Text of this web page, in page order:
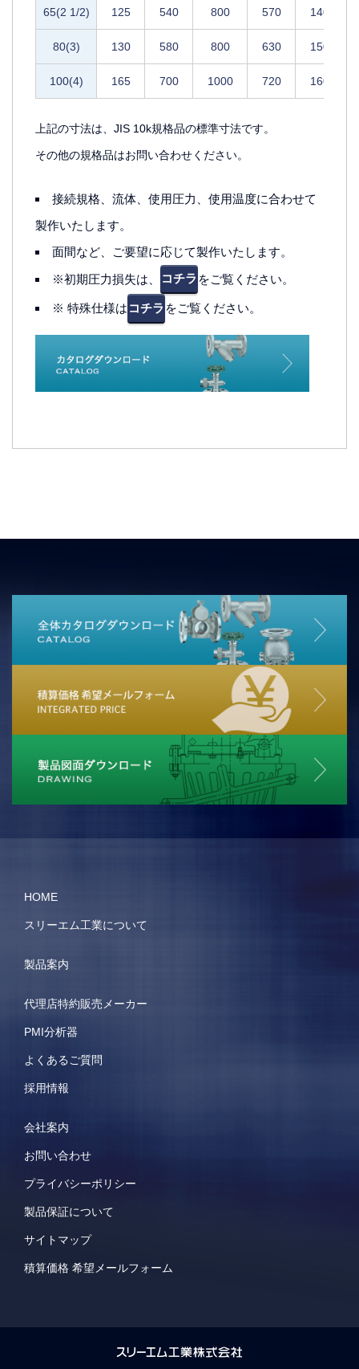
65(2 1/2) 125 540 800 570 140
80(3) 130 580 800 630 150
100(4) 165 700 1000 720 160
上記の寸法は、JIS 10k規格品の標準寸法です。
その他の規格品はお問い合わせください。
接続規格、流体、使用圧力、使用温度に合わせて
製作いたします。
面間など、ご要望に応じて製作いたします。
※初期圧力損失は、
コチラ をご覧ください。
※ 特殊仕様は コチラ をご覧ください。
HOME
スリーエム工業について
製品案内
代理店特約販売メーカー
PMI分析器
よくあるご質問
採用情報
会社案内
お問い合わせ
プライバシーポリシー
製品保証について
サイトマップ
積算価格 希望メールフォーム